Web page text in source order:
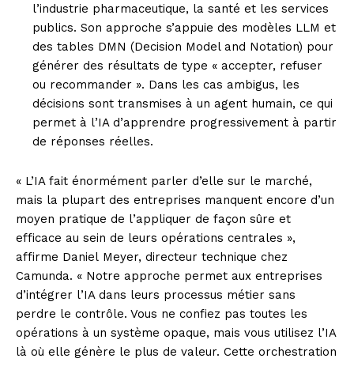
l’industrie pharmaceutique, la santé et les services
publics. Son approche s’appuie des modèles LLM et
des tables DMN (Decision Model and Notation) pour
générer des résultats de type « accepter, refuser
ou recommander ». Dans les cas ambigus, les
décisions sont transmises à un agent humain, ce qui
permet à l’IA d’apprendre progressivement à partir
de réponses réelles.
« L’IA fait énormément parler d’elle sur le marché,
mais la plupart des entreprises manquent encore d’un
moyen pratique de l’appliquer de façon sûre et
efficace au sein de leurs opérations centrales »,
affirme Daniel Meyer, directeur technique chez
Camunda. « Notre approche permet aux entreprises
d’intégrer l’IA dans leurs processus métier sans
perdre le contrôle. Vous ne confiez pas toutes les
opérations à un système opaque, mais vous utilisez l’IA
là où elle génère le plus de valeur. Cette orchestration